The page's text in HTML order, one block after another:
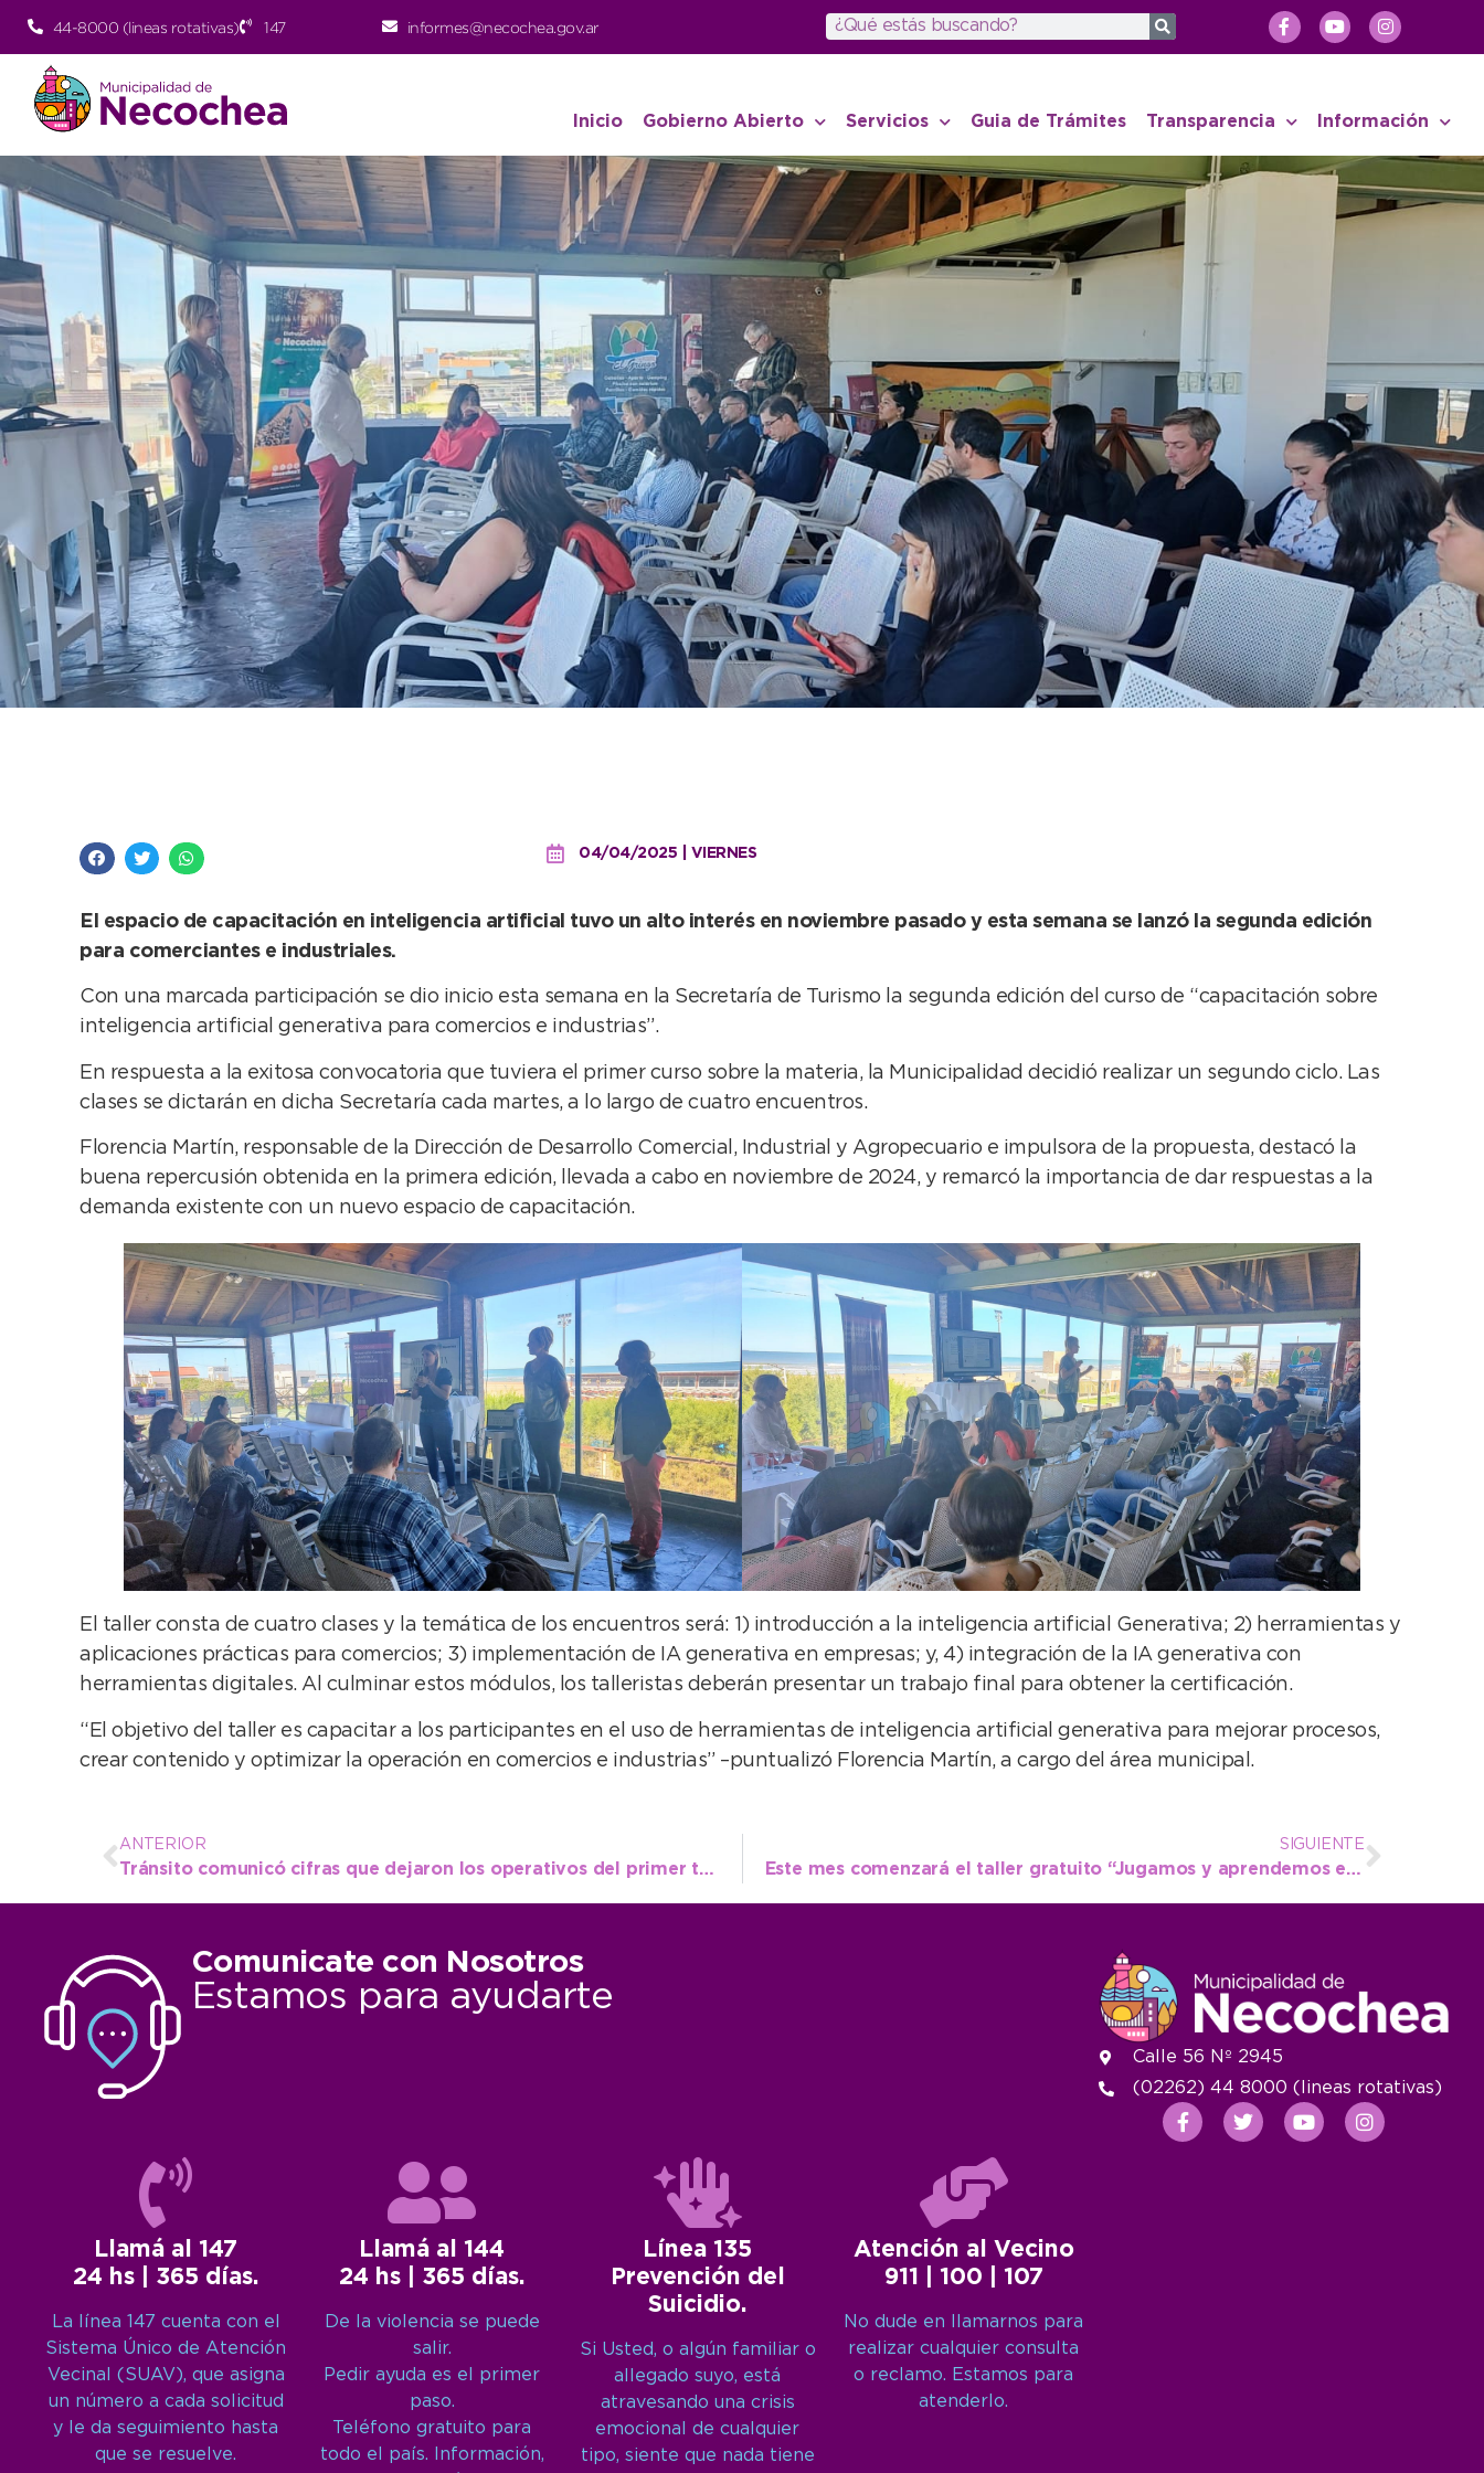
44-8000 (lineas rotativas) 147 informes@necochea.gov.ar
Inicio Gobierno Abierto Servicios Guia de Trámites Transparencia Información
04/04/2025 | VIERNES
El espacio de capacitación en inteligencia artificial tuvo un alto interés en noviembre pasado y esta semana se lanzó la segunda edición
para comerciantes e industriales.
Con una marcada participación se dio inicio esta semana en la Secretaría de Turismo la segunda edición del curso de “capacitación sobre
inteligencia artificial generativa para comercios e industrias”.
En respuesta a la exitosa convocatoria que tuviera el primer curso sobre la materia, la Municipalidad decidió realizar un segundo ciclo. Las
clases se dictarán en dicha Secretaría cada martes, a lo largo de cuatro encuentros.
Florencia Martín, responsable de la Dirección de Desarrollo Comercial, Industrial y Agropecuario e impulsora de la propuesta, destacó la
buena repercusión obtenida en la primera edición, llevada a cabo en noviembre de 2024, y remarcó la importancia de dar respuestas a la
demanda existente con un nuevo espacio de capacitación.
El taller consta de cuatro clases y la temática de los encuentros será: 1) introducción a la inteligencia artificial Generativa; 2) herramientas y
aplicaciones prácticas para comercios; 3) implementación de IA generativa en empresas; y, 4) integración de la IA generativa con
herramientas digitales. Al culminar estos módulos, los talleristas deberán presentar un trabajo final para obtener la certificación.
“El objetivo del taller es capacitar a los participantes en el uso de herramientas de inteligencia artificial generativa para mejorar procesos,
crear contenido y optimizar la operación en comercios e industrias” –puntualizó Florencia Martín, a cargo del área municipal.
ANTERIOR
Tránsito comunicó cifras que dejaron los operativos del primer trimestre
SIGUIENTE
Este mes comenzará el taller gratuito “Jugamos y aprendemos en el CIC”
Comunicate con Nosotros
Estamos para ayudarte
Llamá al 147
24 hs | 365 días.
La línea 147 cuenta con el
Sistema Único de Atención
Vecinal (SUAV), que asigna
un número a cada solicitud
y le da seguimiento hasta
que se resuelve.
Llamá al 144
24 hs | 365 días.
De la violencia se puede
salir.
Pedir ayuda es el primer
paso.
Teléfono gratuito para
todo el país. Información,
Línea 135
Prevención del
Suicidio.
Si Usted, o algún familiar o
allegado suyo, está
atravesando una crisis
emocional de cualquier
tipo, siente que nada tiene
Atención al Vecino
911 | 100 | 107
No dude en llamarnos para
realizar cualquier consulta
o reclamo. Estamos para
atenderlo.
Calle 56 Nº 2945
(02262) 44 8000 (lineas rotativas)